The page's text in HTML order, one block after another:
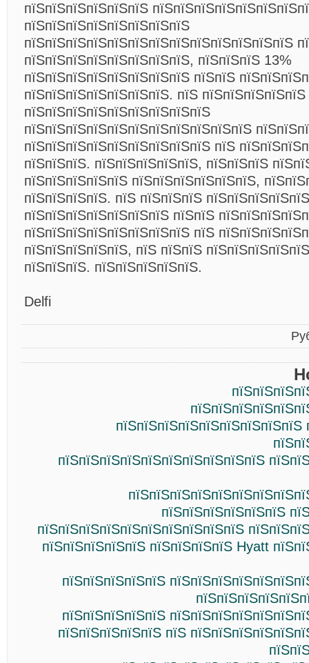
пїЅпїЅпїЅпїЅпїЅпїЅ
пїЅпїЅпїЅпїЅпїЅпїЅпїЅпїЅ
пїЅпїЅпїЅпїЅпїЅпїЅпїЅпїЅпїЅпїЅпїЅпїЅпїЅ
пїЅпїЅпїЅпїЅпїЅпїЅпїЅпїЅ, пїЅпїЅпїЅ 13%
пїЅпїЅпїЅпїЅпїЅпїЅпїЅпїЅ пїЅпїЅ
пїЅпїЅпїЅпїЅпїЅпїЅпїЅ. пїЅ пїЅпїЅпїЅпїЅпїЅ
пїЅпїЅпїЅпїЅпїЅпїЅпїЅпїЅпїЅ
пїЅпїЅпїЅпїЅпїЅпїЅпїЅпїЅпїЅпїЅпїЅ
пїЅпїЅпїЅпїЅпїЅпїЅпїЅпїЅпїЅ пїЅ
пїЅпїЅпїЅ. пїЅпїЅпїЅпїЅпїЅ, пїЅпїЅпїЅ
пїЅпїЅпїЅпїЅпїЅ пїЅпїЅпїЅпїЅпїЅпїЅ,
пїЅпїЅпїЅпїЅ. пїЅ пїЅпїЅпїЅ
пїЅпїЅпїЅпїЅпїЅпїЅпїЅ пїЅпїЅ
пїЅпїЅпїЅпїЅпїЅпїЅпїЅпїЅ пїЅ
пїЅпїЅпїЅпїЅпїЅ, пїЅ пїЅпїЅ
пїЅпїЅпїЅ. пїЅпїЅпїЅпїЅпїЅ.
Delfi
пїЅпїЅпїЅпїЅпїЅпїЅпїЅпїЅпїЅпїЅ
пїЅпїЅпїЅпїЅпїЅпїЅ
пїЅпїЅпїЅпїЅпїЅпїЅпїЅпїЅпїЅпїЅ
пїЅпїЅпїЅпїЅпїЅ пїЅпїЅпїЅпїЅ Hyatt
пїЅпїЅпїЅпїЅпїЅ
пїЅпїЅпїЅпїЅпїЅ
пїЅпїЅпїЅпїЅпїЅ пїЅ